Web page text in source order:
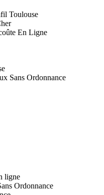
Toulouse
En Ligne
Sans Ordonnance
ligne
Ordonnance